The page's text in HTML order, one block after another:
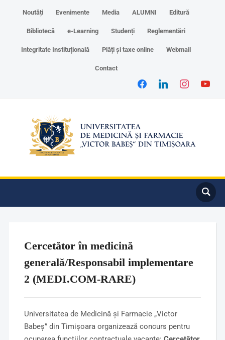
Noutăți Evenimente Media ALUMNI Editură
Bibliotecă e-Learning Studenți Reglementări
Integritate Instituțională Plăți și taxe online Webmail
Contact
Cercetător în medicină
generală/Responsabil implementare
2 (MEDI.COM-RARE)
Universitatea de Medicină şi Farmacie „Victor
Babeş” din Timişoara organizează concurs pentru